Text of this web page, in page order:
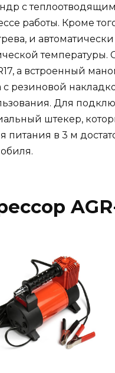
с
работы. Кроме
и
температуры.
а встроенный
с резиновой
Для
штекер,
питания в 3 м